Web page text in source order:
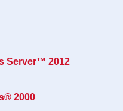
Server™ 2012
2000